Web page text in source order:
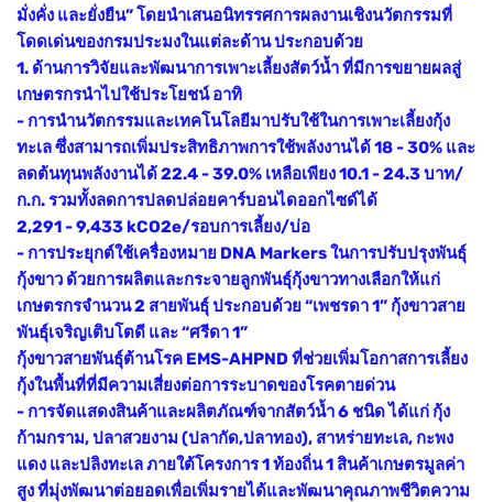
มั่งคั่ง และยั่งยืน” โดยนำเสนอนิทรรศการผลงานเชิงนวัตกรรมที่
โดดเด่นของกรมประมงในแต่ละด้าน ประกอบด้วย
1. ด้านการวิจัยและพัฒนาการเพาะเลี้ยงสัตว์น้ำ ที่มีการขยายผลสู่
เกษตรกรนำไปใช้ประโยชน์ อาทิ
- การนำนวัตกรรมและเทคโนโลยีมาปรับใช้ในการเพาะเลี้ยงกุ้ง
ทะเล ซึ่งสามารถเพิ่มประสิทธิภาพการใช้พลังงานได้ 18 - 30% และ
ลดต้นทุนพลังงานได้ 22.4 - 39.0% เหลือเพียง 10.1 - 24.3 บาท/
ก.ก. รวมทั้งลดการปลดปล่อยคาร์บอนไดออกไซด์ได้
2,291 - 9,433 kCO2e/รอบการเลี้ยง/บ่อ
- การประยุกต์ใช้เครื่องหมาย DNA Markers ในการปรับปรุงพันธุ์
กุ้งขาว ด้วยการผลิตและกระจายลูกพันธุ์กุ้งขาวทางเลือกให้แก่
เกษตรกรจำนวน 2 สายพันธุ์ ประกอบด้วย “เพชรดา 1” กุ้งขาวสาย
พันธุ์เจริญเติบโตดี และ “ศรีดา 1”
กุ้งขาวสายพันธุ์ต้านโรค EMS-AHPND ที่ช่วยเพิ่มโอกาสการเลี้ยง
กุ้งในพื้นที่ที่มีความเสี่ยงต่อการระบาดของโรคตายด่วน
- การจัดแสดงสินค้าและผลิตภัณฑ์จากสัตว์น้ำ 6 ชนิด ได้แก่ กุ้ง
ก้ามกราม, ปลาสวยงาม (ปลากัด,ปลาทอง), สาหร่ายทะเล, กะพง
แดง และปลิงทะเล ภายใต้โครงการ 1 ท้องถิ่น 1 สินค้าเกษตรมูลค่า
สูง ที่มุ่งพัฒนาต่อยอดเพื่อเพิ่มรายได้และพัฒนาคุณภาพชีวิตความ